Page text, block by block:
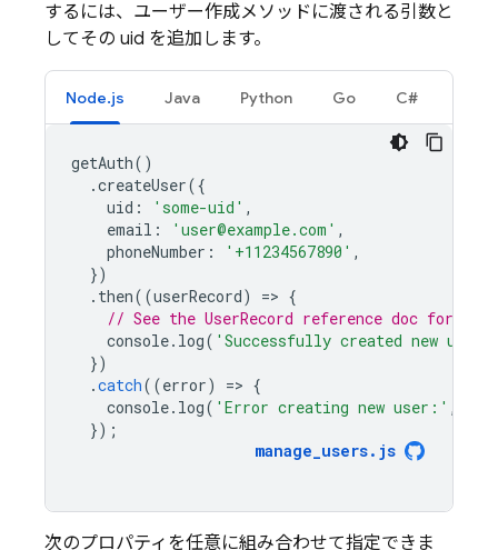
するには、ユーザー作成メソッドに渡される引数と
してその uid を追加します。
Node.js Java Python Go C#
getAuth()
.createUser({
uid : 'some-uid' ,
email : 'user@example.com' ,
phoneNumber : '+11234567890' ,
})
. then((userRecord) => {
// See the UserRecord reference doc for the
console. log( 'Successfully created new
})
.catch((error) => {
console. log( 'Error creating new user:' ,
});
manage_users. js
次のプロパティを任意に組み合わせて指定できま